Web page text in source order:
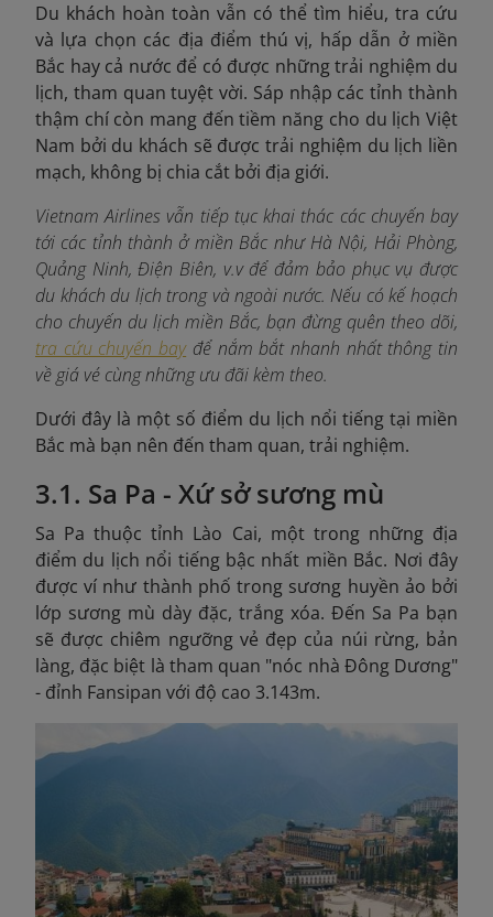
Du khách hoàn toàn vẫn có thể tìm hiểu, tra cứu
và lựa chọn các địa điểm thú vị, hấp dẫn ở miền
Bắc hay cả nước để có được những trải nghiệm du
lịch, tham quan tuyệt vời. Sáp nhập các tỉnh thành
thậm chí còn mang đến tiềm năng cho du lịch Việt
Nam bởi du khách sẽ được trải nghiệm du lịch liền
mạch, không bị chia cắt bởi địa giới.
Vietnam Airlines vẫn tiếp tục khai thác các chuyến bay
tới các tỉnh thành ở miền Bắc như Hà Nội, Hải Phòng,
Quảng Ninh, Điện Biên, v.v để đảm bảo phục vụ được
du khách du lịch trong và ngoài nước. Nếu có kế hoạch
cho chuyến du lịch miền Bắc, bạn đừng quên theo dõi,
tra cứu chuyến bayđể nắm bắt nhanh nhất thông tin
về giá vé cùng những ưu đãi kèm theo.
Dưới đây là một số điểm du lịch nổi tiếng tại miền
Bắc mà bạn nên đến tham quan, trải nghiệm.
3.1. Sa Pa - Xứ sở sương mù
Sa Pa thuộc tỉnh Lào Cai, một trong những địa
điểm du lịch nổi tiếng bậc nhất miền Bắc. Nơi đây
được ví như thành phố trong sương huyền ảo bởi
lớp sương mù dày đặc, trắng xóa. Đến Sa Pa bạn
sẽ được chiêm ngưỡng vẻ đẹp của núi rừng, bản
làng, đặc biệt là tham quan "nóc nhà Đông Dương"
- đỉnh Fansipan với độ cao 3.143m.